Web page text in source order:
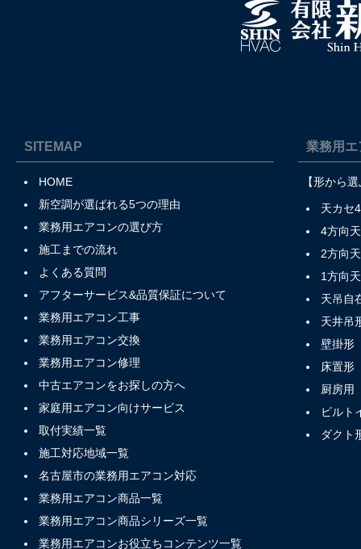
SITEMAP
HOME
新空調が選ばれる5つの理由
業務用エアコンの選び方
施工までの流れ
よくある質問
アフターサービス&品質保証について
業務用エアコン工事
業務用エアコン交換
業務用エアコン修理
中古エアコンをお探しの方へ
家庭用エアコン向けサービス
取付実績一覧
施工対応地域一覧
名古屋市の業務用エアコン対応
業務用エアコン商品一覧
業務用エアコン商品シリーズ一覧
業務用エアコンお役立ちコンテンツ一覧
業務用エ
【形から
天カセ
4方向
2方向
1方向
天吊自
天井吊
壁掛形
床置形
厨房用
ビルト
ダクト